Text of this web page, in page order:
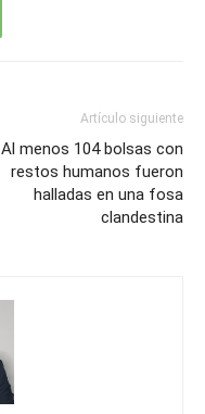
Artículo siguiente
Al menos 104 bolsas con
restos humanos fueron
halladas en una fosa
clandestina